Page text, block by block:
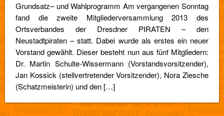
Grundsatz– und Wahlprogramm Am vergangenen Sonntag
fand die zweite Mitgliederversammlung 2013 des
Ortsverbandes der Dresdner PIRATEN – den
Neustadtpiraten – statt. Dabei wurde als erstes ein neuer
Vorstand gewählt. Dieser besteht nun aus fünf Mitgliedern:
Dr. Martin Schulte-Wissermann (Vorstandsvorsitzender),
Jan Kossick (stellvertretender Vorsitzender), Nora Ziesche
(Schatzmeisterin) und den […]